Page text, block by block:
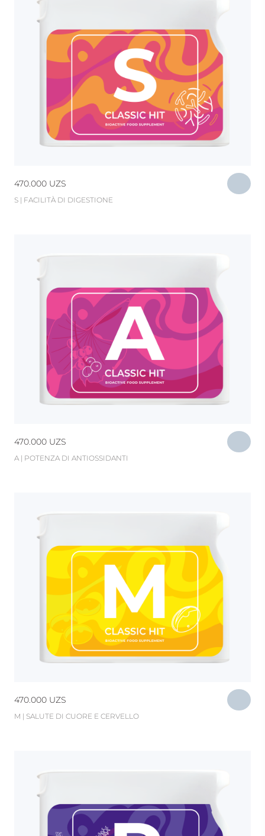
470.000 UZS
S | FACILITÀ DI DIGESTIONE
470.000 UZS
A | POTENZA DI ANTIOSSIDANTI
470.000 UZS
M | SALUTE DI CUORE E CERVELLO